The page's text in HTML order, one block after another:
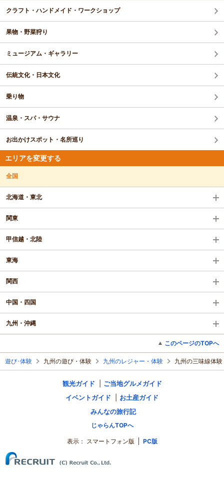
クラフト・ハンドメイド・ワークショップ
果物・野菜狩り
ミュージアム・ギャラリー
伝統文化・日本文化
乗り物
温泉・スパ・サウナ
お出かけスポット・名所巡り
エリアを変更する
全国
北海道・東北
関東
甲信越・北陸
東海
関西
中国・四国
九州・沖縄
このページのTOPへ
遊び･体験 九州の遊び・体験 九州のレジャー・体験 九州の三味線体験
観光ガイド
ご当地グルメガイド
イベントガイド
お土産ガイド
みんなの旅行記
じゃらんTOPへ
表示： スマートフォン版 PC版